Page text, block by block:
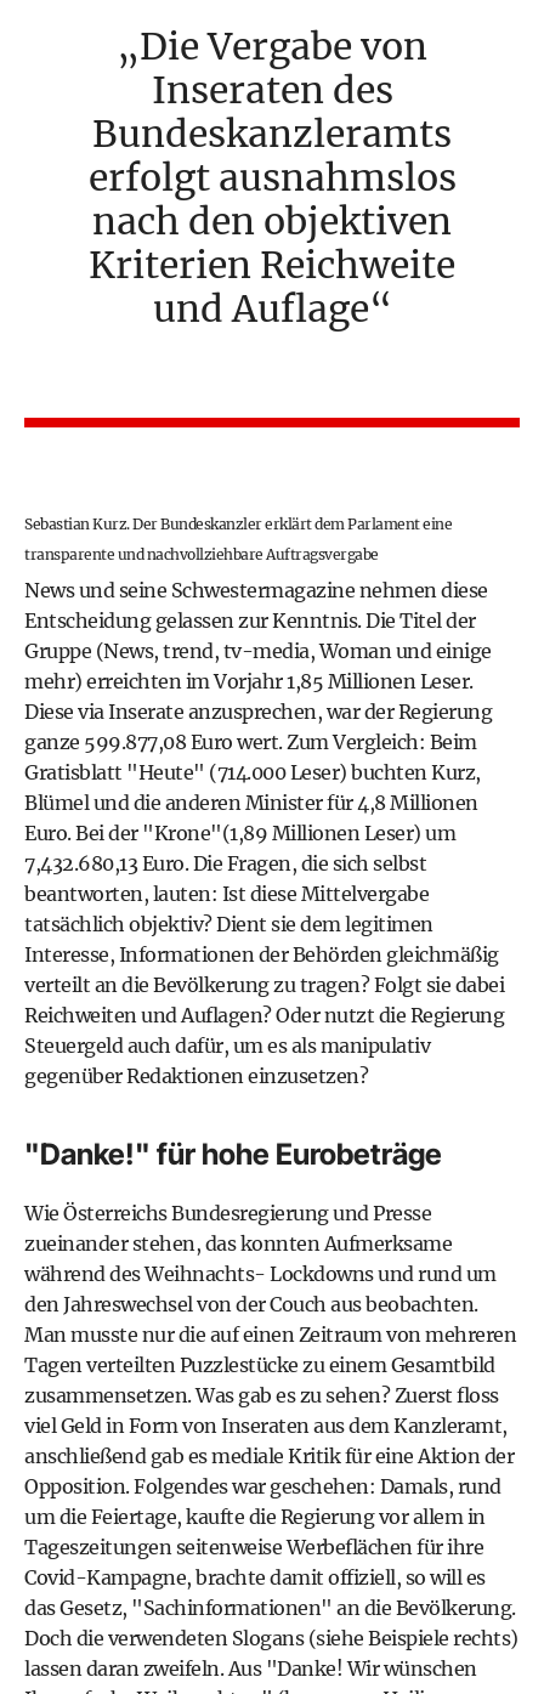
Die Vergabe von
Inseraten des
Bundeskanzleramts
erfolgt ausnahmslos
nach den objektiven
Kriterien Reichweite
und Auflage
Sebastian Kurz. Der Bundeskanzler erklärt dem Parlament eine
transparente und nachvollziehbare Auftragsvergabe
News und seine Schwestermagazine nehmen diese
Entscheidung gelassen zur Kenntnis. Die Titel der
Gruppe (News, trend, tv-media, Woman und einige
mehr) erreichten im Vorjahr 1,85 Millionen Leser.
Diese via Inserate anzusprechen, war der Regierung
ganze 599.877,08 Euro wert. Zum Vergleich: Beim
Gratisblatt "Heute" (714.000 Leser) buchten Kurz,
Blümel und die anderen Minister für 4,8 Millionen
Euro. Bei der "Krone"(1,89 Millionen Leser) um
7,432.680,13 Euro. Die Fragen, die sich selbst
beantworten, lauten: Ist diese Mittelvergabe
tatsächlich objektiv? Dient sie dem legitimen
Interesse, Informationen der Behörden gleichmäßig
verteilt an die Bevölkerung zu tragen? Folgt sie dabei
Reichweiten und Auflagen? Oder nutzt die Regierung
Steuergeld auch dafür, um es als manipulativ
gegenüber Redaktionen einzusetzen?
"Danke!" für hohe Eurobeträge
Wie Österreichs Bundesregierung und Presse
zueinander stehen, das konnten Aufmerksame
während des Weihnachts- Lockdowns und rund um
den Jahreswechsel von der Couch aus beobachten.
Man musste nur die auf einen Zeitraum von mehreren
Tagen verteilten Puzzlestücke zu einem Gesamtbild
zusammensetzen. Was gab es zu sehen? Zuerst floss
viel Geld in Form von Inseraten aus dem Kanzleramt,
anschließend gab es mediale Kritik für eine Aktion der
Opposition. Folgendes war geschehen: Damals, rund
um die Feiertage, kaufte die Regierung vor allem in
Tageszeitungen seitenweise Werbeflächen für ihre
Covid-Kampagne, brachte damit offiziell, so will es
das Gesetz, "Sachinformationen" an die Bevölkerung.
Doch die verwendeten Slogans (siehe Beispiele rechts)
lassen daran zweifeln. Aus "Danke! Wir wünschen